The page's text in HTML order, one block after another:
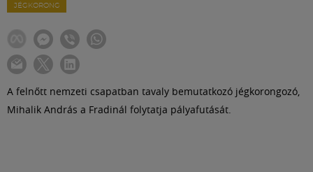
JÉGKORONG
A felnőtt nemzeti csapatban tavaly bemutatkozó jégkorongozó,
Mihalik András a Fradinál folytatja pályafutását.
Klub
Szolgáltatások